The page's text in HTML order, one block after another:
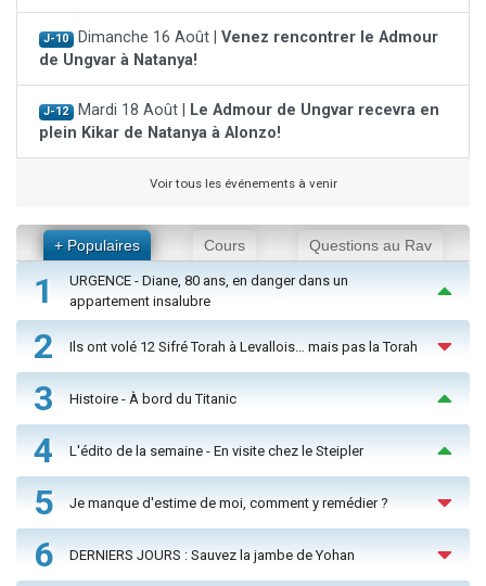
J-10 Dimanche 16 Août | Venez rencontrer le Admour
de Ungvar à Natanya!
J-12 Mardi 18 Août |
Le Admour de Ungvar recevra en
plein Kikar de Natanya à Alonzo!
Voir tous les événements à venir
+ Populaires Cours Questions au Rav
1
URGENCE - Diane, 80 ans, en danger dans un
appartement insalubre
2 Ils ont volé 12 Sifré Torah à Levallois… mais pas la Torah
3 Histoire - À bord du Titanic
4 L'édito de la semaine - En visite chez le Steipler
5 Je manque d'estime de moi, comment y remédier ?
6 DERNIERS JOURS : Sauvez la jambe de Yohan